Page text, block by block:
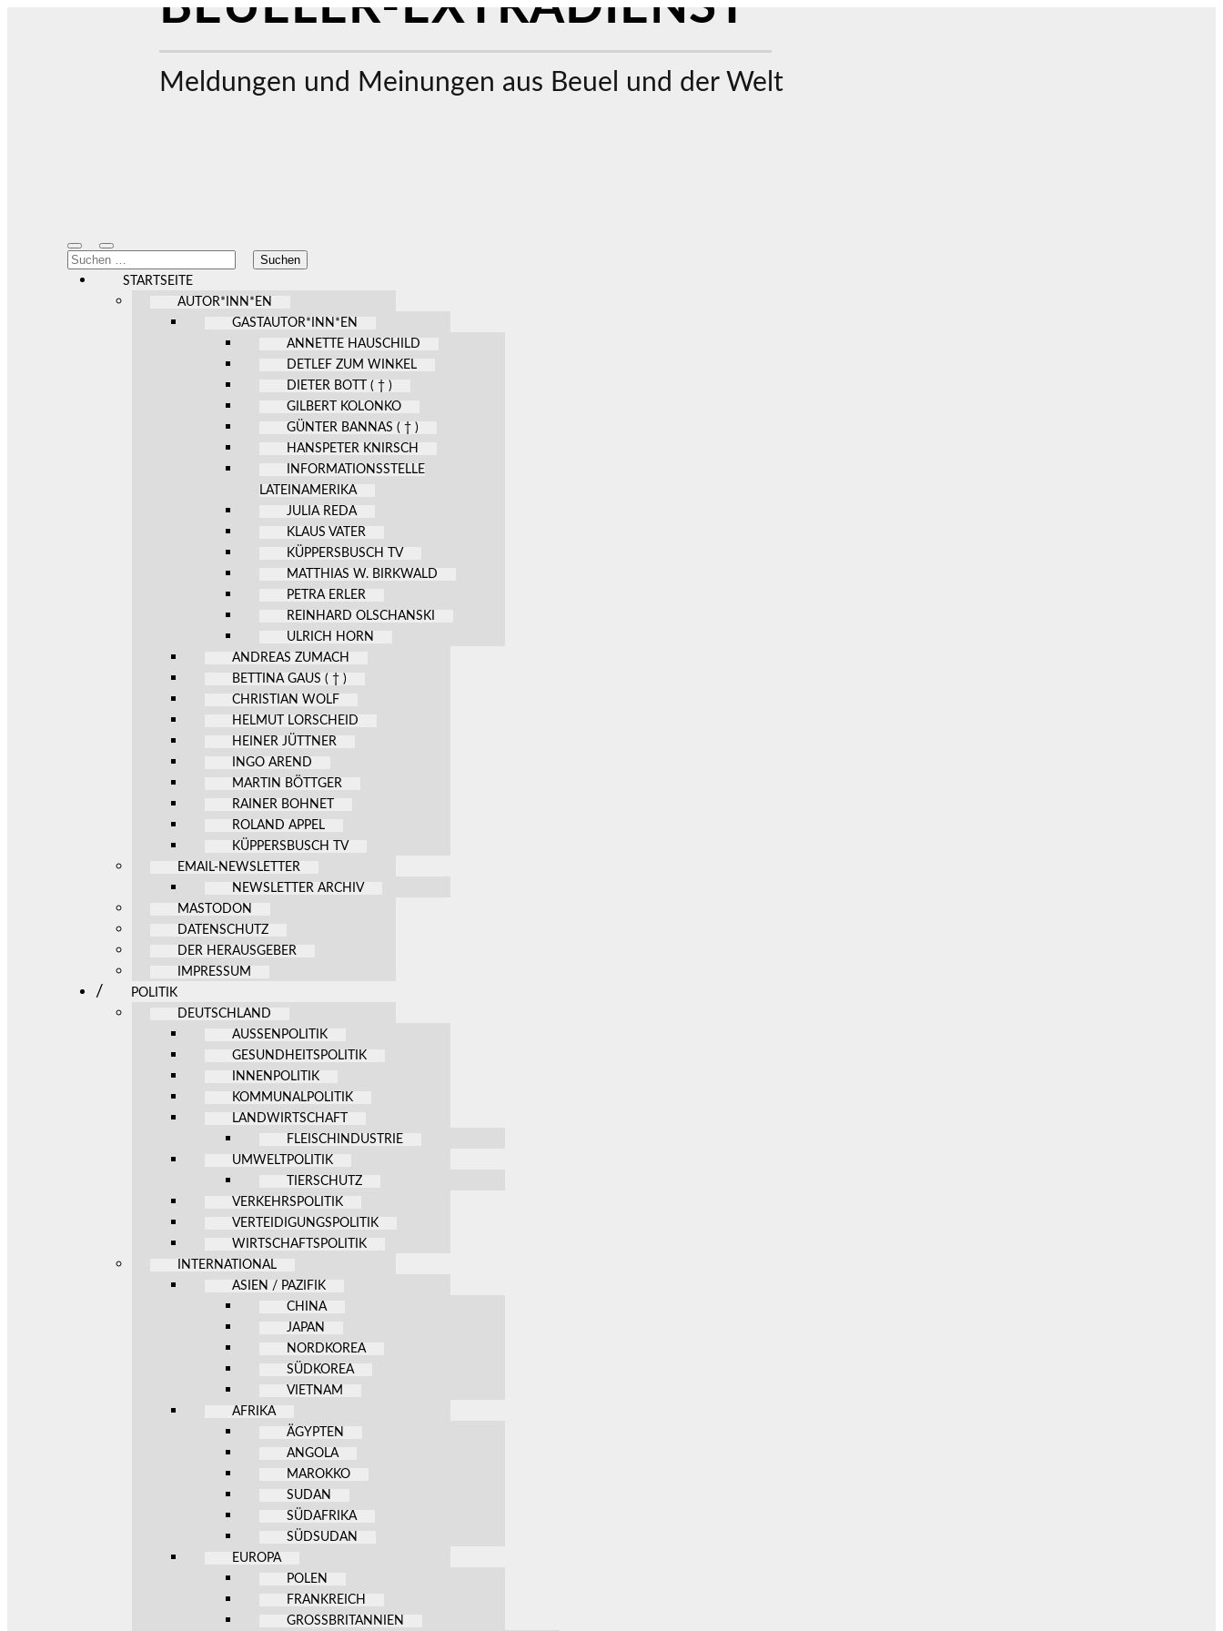
Meldungen und Meinungen aus Beuel und der Welt
Mobile-
Menü
ein-/ausblenden
Suchfeld
ein-/ausblenden
Suchen
nach:
STARTSEITE
AUTOR*INN*EN
GASTAUTOR*INN*EN
ANNETTE HAUSCHILD
DETLEF ZUM WINKEL
DIETER BOTT ( † )
GILBERT KOLONKO
GÜNTER BANNAS ( † )
HANSPETER KNIRSCH
INFORMATIONSSTELLE
LATEINAMERIKA
JULIA REDA
KLAUS VATER
KÜPPERSBUSCH TV
MATTHIAS W. BIRKWALD
PETRA ERLER
REINHARD OLSCHANSKI
ULRICH HORN
ANDREAS ZUMACH
BETTINA GAUS ( † )
CHRISTIAN WOLF
HELMUT LORSCHEID
HEINER JÜTTNER
INGO AREND
MARTIN BÖTTGER
RAINER BOHNET
ROLAND APPEL
KÜPPERSBUSCH TV
EMAIL-NEWSLETTER
NEWSLETTER ARCHIV
MASTODON
DATENSCHUTZ
DER HERAUSGEBER
IMPRESSUM
POLITIK
DEUTSCHLAND
AUSSENPOLITIK
GESUNDHEITSPOLITIK
INNENPOLITIK
KOMMUNALPOLITIK
LANDWIRTSCHAFT
FLEISCHINDUSTRIE
UMWELTPOLITIK
TIERSCHUTZ
VERKEHRSPOLITIK
VERTEIDIGUNGSPOLITIK
WIRTSCHAFTSPOLITIK
INTERNATIONAL
ASIEN / PAZIFIK
CHINA
JAPAN
NORDKOREA
SÜDKOREA
VIETNAM
AFRIKA
ÄGYPTEN
ANGOLA
MAROKKO
SUDAN
SÜDAFRIKA
SÜDSUDAN
EUROPA
POLEN
FRANKREICH
GROSSBRITANNIEN